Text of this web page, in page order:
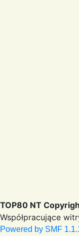
TOP80 NT
Współpracujące
Powered by SMF